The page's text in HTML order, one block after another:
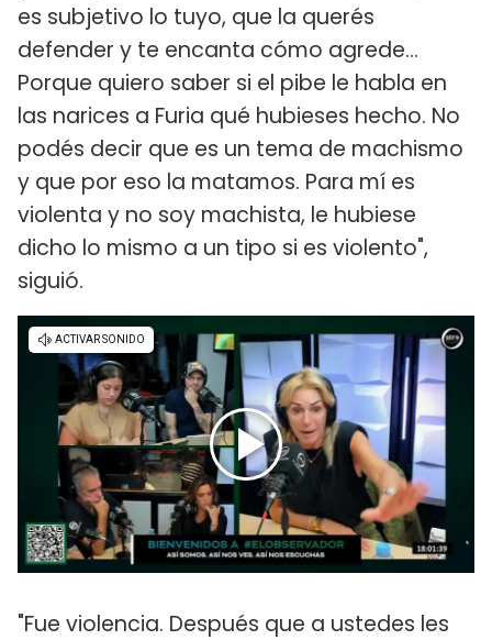
es subjetivo lo tuyo, que la querés
defender y te encanta cómo agrede...
Porque quiero saber si el pibe le habla en
las narices a Furia qué hubieses hecho. No
podés decir que es un tema de machismo
y que por eso la matamos. Para mí es
violenta y no soy machista, le hubiese
dicho lo mismo a un tipo si es violento",
siguió.
"Fue violencia. Después que a ustedes les